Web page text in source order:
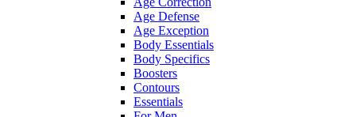
Age Defense
Age Exception
Body Essentials
Body Specifics
Boosters
Contours
Essentials